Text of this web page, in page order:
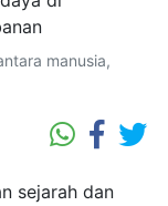
manusia,
sejarah dan